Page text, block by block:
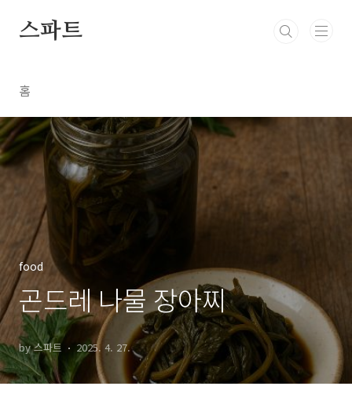
스파트
홈
food
곤드레 나물 장아찌
by 스파트 2025. 4. 27.